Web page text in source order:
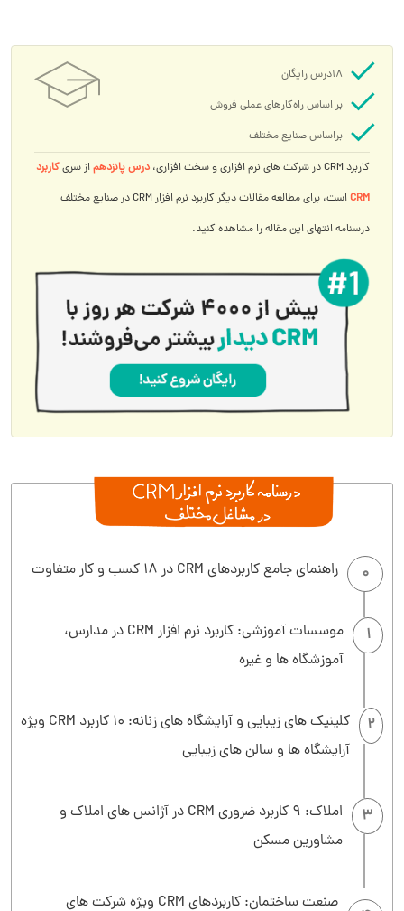
18درس رایگان
بر اساس راه‌کارهای عملی فروش
براساس صنایع مختلف
کاربرد CRM در شرکت های نرم افزاری و سخت افزاری،
درس پانزدهماز سریکاربرد
CRM
است، برای مطالعه مقالات دیگر کاربرد نرم افزار CRM در صنایع مختلف
درسنامه انتهای این مقاله را مشاهده کنید.
0 راهنمای جامع کاربردهای CRM در 18 کسب و کار متفاوت
1
موسسات آموزشی: کاربرد نرم افزار CRM در مدارس،
آموزشگاه ها و غیره
2
کلینیک های زیبایی و آرایشگاه های زنانه: 10 کاربرد CRM ویژه
آرایشگاه ها و سالن های زیبایی
3
املاک: 9 کاربرد ضروری CRM در آژانس های املاک و
مشاورین مسکن
صنعت ساختمان: کاربردهای CRM ویژه شرکت های